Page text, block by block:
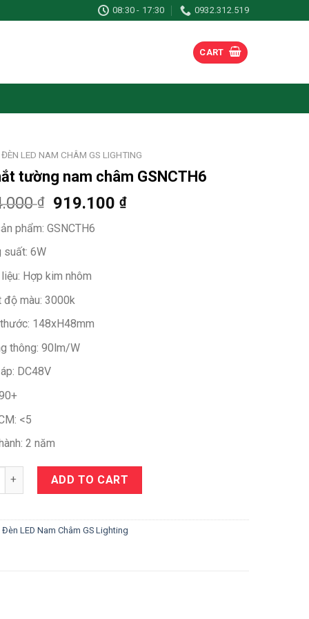
08:30 - 17:30 0932.312.519
CART
ĐÈN LED NAM CHÂM GS LIGHTING
tường nam châm GSNCTH6
₫ 919.100 ₫
phẩm: GSNCTH6
suất: 6W
Hợp kim nhôm
độ màu: 3000k
148xH48mm
thông: 90lm/W
DC48V
<5
2 năm
ADD TO CART
Đèn LED Nam Châm GS Lighting